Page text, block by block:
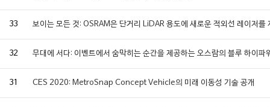
33 보이는 모든 것: OSRAM은 단거리 LiDAR 용도에 새로운 적외선 레이저를
32 무대에 서다: 이벤트에서 숨막히는 순간을 제공하는 오스람의 블루 하이파
31 CES 2020: MetroSnap Concept Vehicle의 미래 이동성 기술 공개